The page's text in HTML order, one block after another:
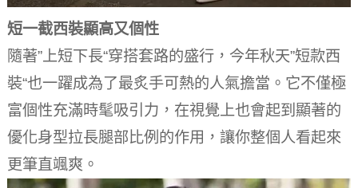
短一截西裝顯高又個性
隨著”上短下長“穿搭套路的盛行，今年秋天”短款西
裝“也一躍成為了最炙手可熱的人氣擔當。 它不僅極
富個性充滿時髦吸引力，在視覺上也會起到顯著的
優化身型拉長腿部比例的作用，讓你整個人看起來
更筆直颯爽。